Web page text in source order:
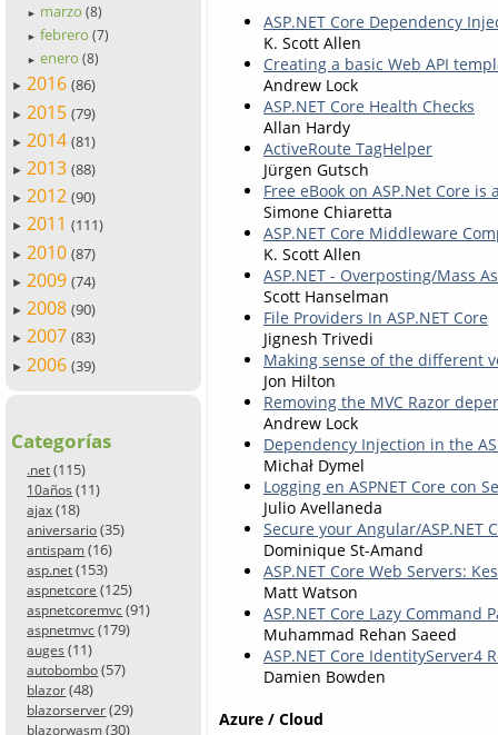
► marzo (8)
► febrero (7)
► enero (8)
► 2016 (86)
► 2015 (79)
► 2014 (81)
► 2013 (88)
► 2012 (90)
► 2011 (111)
► 2010 (87)
► 2009 (74)
► 2008 (90)
► 2007 (83)
► 2006 (39)
Categorías
.net (115)
10años (11)
ajax (18)
aniversario (35)
antispam (16)
asp.net (153)
aspnetcore (125)
aspnetcoremvc (91)
aspnetmvc (179)
auges (11)
autobombo (57)
blazor (48)
blazorserver (29)
blazorwasm (30)
ASP.NET Core Dependency
K. Scott Allen
Creating a basic Web API
Andrew Lock
ASP.NET Core Health Checks
Allan Hardy
ActiveRoute TagHelper
Jürgen Gutsch
Free eBook on ASP.Net Core
Simone Chiaretta
ASP.NET Core Middleware
K. Scott Allen
ASP.NET - Overposting/Mass
Scott Hanselman
File Providers In ASP.NET Core
Jignesh Trivedi
Making sense of the different
Jon Hilton
Removing the MVC Razor
Andrew Lock
Dependency Injection in the
Michał Dymel
Logging en ASPNET Core con
Julio Avellaneda
Secure your Angular/
Dominique St-Amand
ASP.NET Core Web Servers:
Matt Watson
ASP.NET Core Lazy Command
Muhammad Rehan Saeed
ASP.NET Core IdentityServer4
Damien Bowden
Azure / Cloud